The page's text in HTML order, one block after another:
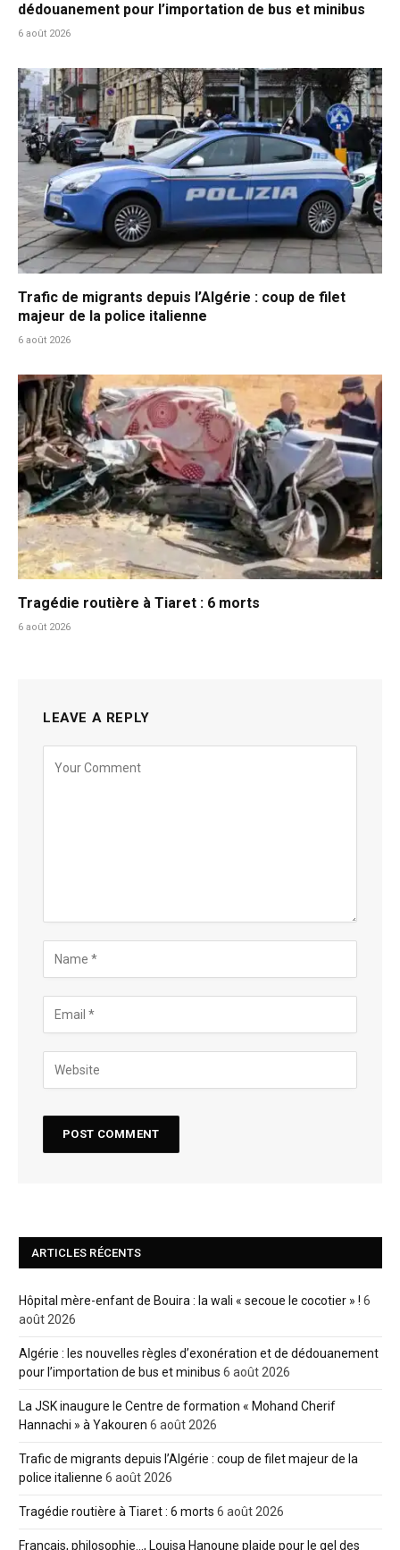
dédouanement pour l’importation de bus et minibus
6 août 2026
Trafic de migrants depuis l’Algérie : coup de filet
majeur de la police italienne
6 août 2026
Tragédie routière à Tiaret : 6 morts
6 août 2026
LEAVE A REPLY
ARTICLES RÉCENTS
Hôpital mère-enfant de Bouira : la wali « secoue le cocotier » ! 6
août 2026
Algérie : les nouvelles règles d’exonération et de dédouanement
pour l’importation de bus et minibus 6 août 2026
La JSK inaugure le Centre de formation « Mohand Cherif
Hannachi » à Yakouren 6 août 2026
Trafic de migrants depuis l’Algérie : coup de filet majeur de la
police italienne 6 août 2026
Tragédie routière à Tiaret : 6 morts 6 août 2026
Français, philosophie…, Louisa Hanoune plaide pour le gel des